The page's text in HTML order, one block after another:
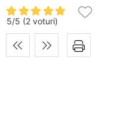
5/5 (2 voturi)